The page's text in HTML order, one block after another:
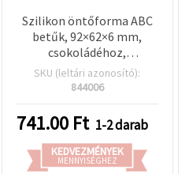
Szilikon öntőforma ABC
betűk, 92×62×6 mm,
csokoládéhoz,
fondanthoz és
dekorációhoz
SKU (leltári azonosító):
844006
741.00 Ft 1-2 darab
KEDVEZMÉNYEK
MENNYISÉGHEZ